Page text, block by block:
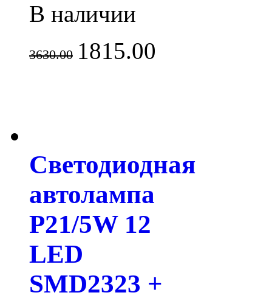
В наличии
3630.00 1815.00
Светодиодная
автолампа
P21/5W 12
LED
SMD2323 +